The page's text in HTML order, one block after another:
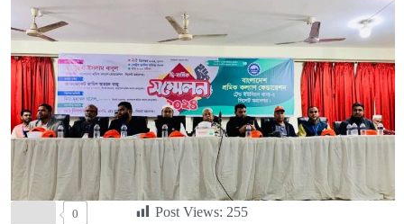
0 Post Views: 255